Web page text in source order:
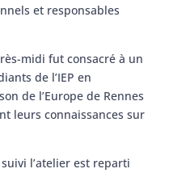
et responsables
midi fut consacré à un
de l’IEP en
de l’Europe de Rennes
leurs connaissances sur
l’atelier est reparti